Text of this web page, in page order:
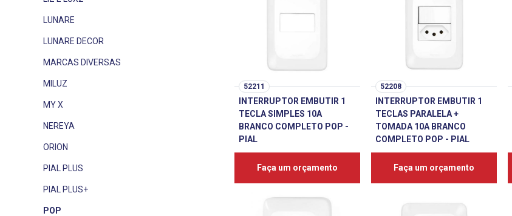
LUNARE
LUNARE DECOR
MARCAS DIVERSAS
MILUZ
MY X
NEREYA
ORION
PIAL PLUS
PIAL PLUS+
POP
52211
INTERRUPTOR EMBUTIR 1
TECLA SIMPLES 10A
BRANCO COMPLETO POP -
PIAL
Faça um orçamento
52208
INTERRUPTOR EMBUTIR 1
TECLAS PARALELA +
TOMADA 10A BRANCO
COMPLETO POP - PIAL
Faça um orçamento